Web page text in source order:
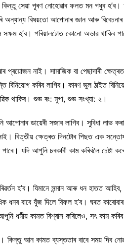
সেয়া পূৰণ নোহোৱাৰ ফলত মন গধুৰ হ’ব।
অন্যান্য বিষয়তো আপোনাৰ জ্ঞান আৰু
হ’ব। পৰিয়ালটোত কোনো অভাৱ থাকিব
প্ৰয়োজন নাই। সামাজিক বা পেছাদাৰী
বিনিয়োগ কৰিব লাগিব। কাৰণ ভুল ঠাইত
থাকিব। শুভ ৰং: মুগা, শুভ সংখ্যা: ২।
ডায়েৰী সজাব লাগিব। সুবিধা লাভ
বিত্তীয় ক্ষেত্ৰত দিনটোৰ পিছত এক
যদি আপুনি চৰকাৰী কাম কৰিবলৈ চেষ্টা
হ’ব। যিমানে সন্মান আৰু ধন হাতত
বাবে যুঁজ দিলে বিফল হ’ব। ঘৰত
ধৰ্মীয় কামত বিশ্বাস কৰিলেও, সৎ কাম
কিন্তু আন কামত ব্যস্ততাৰ বাবে সময় দিব